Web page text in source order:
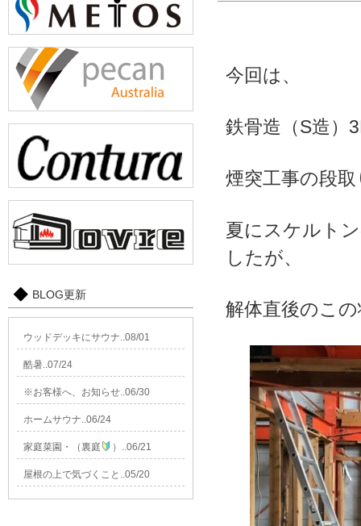
今回は、
鉄骨造（S造）
煙突工事の段
夏にスケルト
したが、
解体直後のこ
BLOG更新
ウッドデッキにサウナ..08/01
酷暑..07/24
※お客様へ、お知らせ..06/30
ホームサウナ..06/24
家庭菜園・（裏庭 ）..06/21
屋根の上で気づくこと..05/20